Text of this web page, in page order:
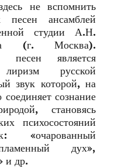
не вспомнить
песен ансамблей
студии А.Н.
(г. Москва).
песен является
лиризм русской
звук которой, на
соединяет сознание
становясь
психосостояний
«очарованный
дух»,
и др.